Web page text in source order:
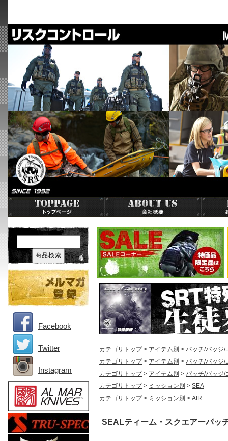
カテゴリトップ> アイテム別 > パッチ/バッジ/
カテゴリトップ> アイテム別 > パッチ/バッジ/
カテゴリトップ> アイテム別 > パッチ/バッジ/
カテゴリトップ> ミッション別 > SEA
カテゴリトップ> ミッション別 > AIR
SEALティーム・スクエアーパッ
Facebook
Twitter
Instagram